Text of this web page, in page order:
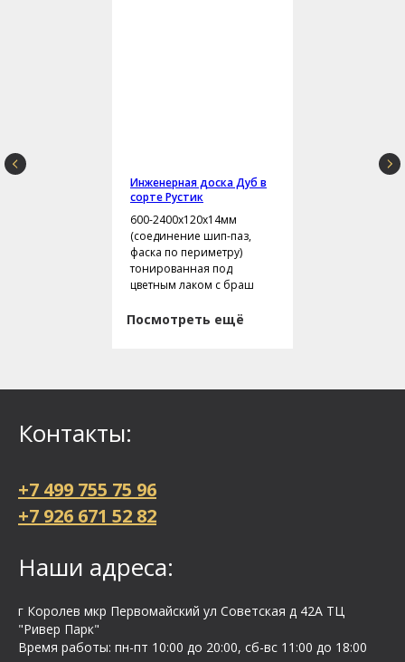
Инженерная доска Дуб в
сорте Рустик
600-2400х120х14мм
(соединение шип-паз,
фаска по периметру)
тонированная под
цветным лаком с браш
Посмотреть ещё
Контакты:
+7 499 755 75 96
+7 926 671 52 82
Наши адреса:
г Королев мкр Первомайский ул Cоветская д 42А ТЦ
"Ривер Парк"
Время работы: пн-пт 10:00 до 20:00, сб-вс 11:00 до 18:00